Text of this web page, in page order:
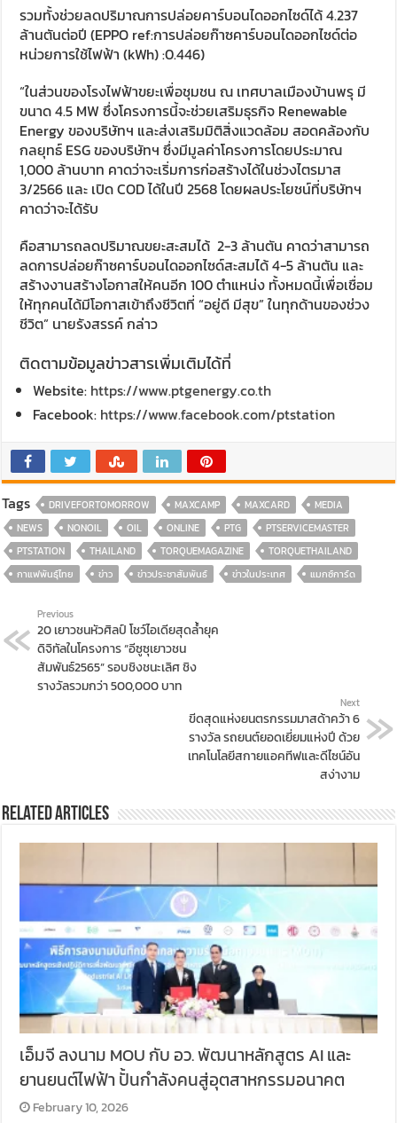
รวมทั้งช่วยลดปริมาณการปล่อยคาร์บอนไดออกไซด์ได้ 4.237
ล้านตันต่อปี (EPPO ref:การปล่อยก๊าซคาร์บอนไดออกไซด์ต่อ
หน่วยการใช้ไฟฟ้า (kWh) :0.446)
“ในส่วนของโรงไฟฟ้าขยะเพื่อชุมชน ณ เทศบาลเมืองบ้านพรุ มี
ขนาด 4.5 MW ซึ่งโครงการนี้จะช่วยเสริมธุรกิจ Renewable
Energy ของบริษัทฯ และส่งเสริมมิติสิ่งแวดล้อม สอดคล้องกับ
กลยุทธ์ ESG ของบริษัทฯ ซึ่งมีมูลค่าโครงการโดยประมาณ
1,000 ล้านบาท คาดว่าจะเริ่มการก่อสร้างได้ในช่วงไตรมาส
3/2566 และ เปิด COD ได้ในปี 2568 โดยผลประโยชน์ที่บริษัทฯ
คาดว่าจะได้รับ
คือสามารถลดปริมาณขยะสะสมได้ 2-3 ล้านตัน คาดว่าสามารถ
ลดการปล่อยก๊าซคาร์บอนไดออกไซด์สะสมได้ 4-5 ล้านตัน และ
สร้างงานสร้างโอกาสให้คนอีก 100 ตำแหน่ง ทั้งหมดนี้เพื่อเชื่อม
ให้ทุกคนได้มีโอกาสเข้าถึงชีวิตที่ “อยู่ดี มีสุข” ในทุกด้านของช่วง
ชีวิต” นายรังสรรค์ กล่าว
ติดตามข้อมูลข่าวสารเพิ่มเติมได้ที่
Website: https://www.ptgenergy.co.th
Facebook: https://www.facebook.com/ptstation
Tags DRIVEFORTOMORROW MAXCAMP MAXCARD
MEDIA
NEWS
NONOIL OIL ONLINE PTG
PTSERVICEMASTER
PTSTATION
THAILAND TORQUEMAGAZINE
TORQUETHAILAND
กาแฟพันธุ์ไทย
ข่าว ข่าวประชาสัมพันธ์ ข่าวในประเทศ แมกซ์การ์ด
Previous
20 เยาวชนหัวศิลป์ โชว์ไอเดียสุดล้ำยุค
ดิจิทัลในโครงการ “อีซูซุเยาวชน
สัมพันธ์2565” รอบชิงชนะเลิศ ชิง
รางวัลรวมกว่า 500,000 บาท
Next
ขีดสุดแห่งยนตรกรรมมาสด้าคว้า 6
รางวัล รถยนต์ยอดเยี่ยมแห่งปี ด้วย
เทคโนโลยีสกายแอคทีฟและดีไซน์อัน
สง่างาม
Related Articles
เอ็มจี ลงนาม MOU กับ อว. พัฒนาหลักสูตร AI และ
ยานยนต์ไฟฟ้า ปั้นกำลังคนสู่อุตสาหกรรมอนาคต
February 10, 2026